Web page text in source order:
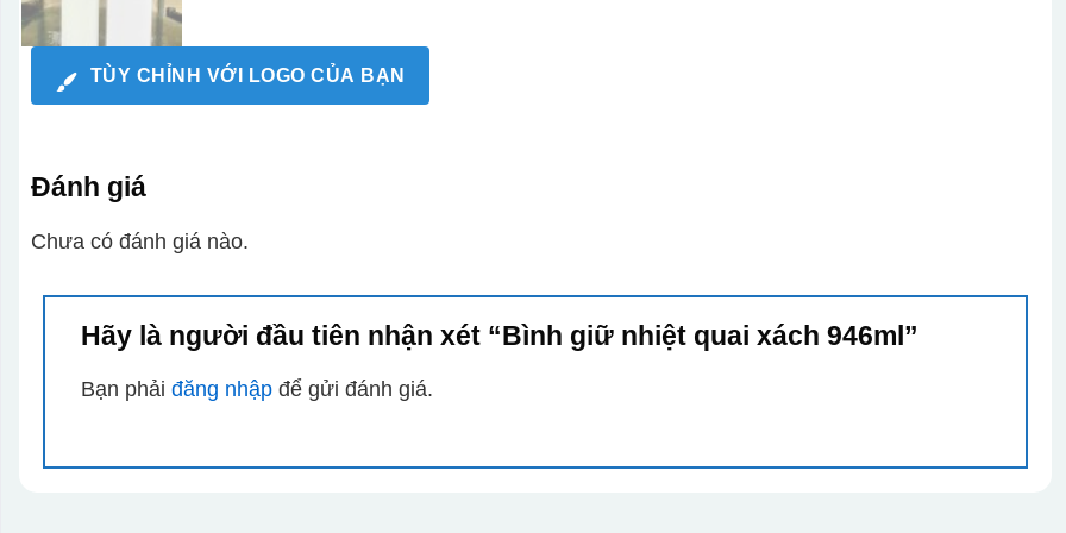
TÙY CHỈNH VỚI LOGO CỦA BẠN
Đánh giá
Chưa có đánh giá nào.
Hãy là người đầu tiên nhận xét “Bình giữ nhiệt quai xách 946ml”
Bạn phải đăng nhậpđể gửi đánh giá.